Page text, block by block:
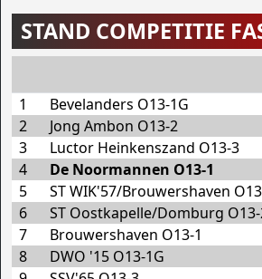
STAND COMPETITIE
1
Bevelanders O13-1G
2
Jong Ambon O13-2
3
Luctor Heinkenszand O13-3
4
De Noormannen O13-1
5
ST WIK'57/Brouwershaven
6
ST Oostkapelle/Domburg O13-
7
Brouwershaven O13-1
8
DWO '15 O13-1G